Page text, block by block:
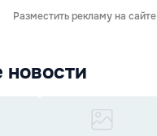
Разместить рекламу на сайте